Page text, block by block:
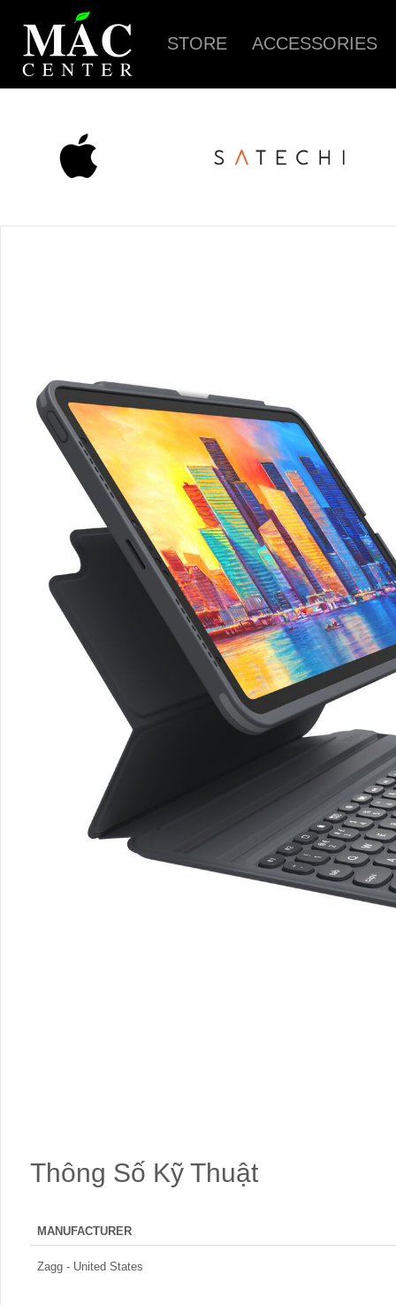
STORE ACCESSORIES
Thông Số Kỹ Thuật
MANUFACTURER
Zagg - United States